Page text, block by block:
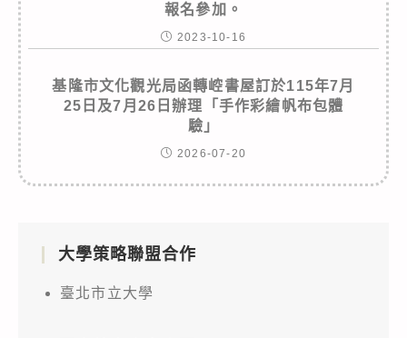
報名參加。
2023-10-16
基隆市文化觀光局函轉崆書屋訂於115年7月
25日及7月26日辦理「手作彩繪帆布包體
驗」
2026-07-20
大學策略聯盟合作
臺北市立大學